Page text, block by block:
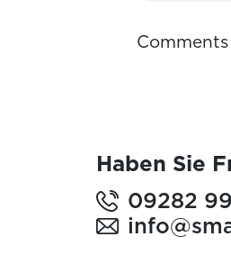
Haben Sie
09282